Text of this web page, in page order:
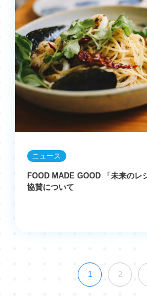
ニュース
FOOD MADE GOOD 「未来のレ
協賛について
1 2